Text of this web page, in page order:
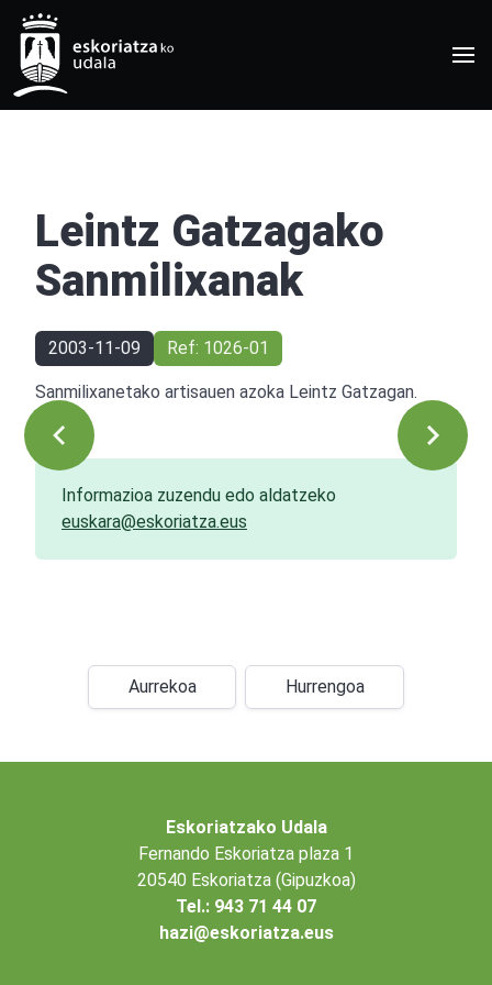
Leintz Gatzagako
Sanmilixanak
2003-11-09 Ref: 1026-01
Sanmilixanetako artisauen azoka Leintz Gatzagan.
Informazioa zuzendu edo aldatzeko
euskara@eskoriatza.eus
Aurrekoa Hurrengoa
Eskoriatzako Udala
Fernando Eskoriatza plaza 1
20540 Eskoriatza (Gipuzkoa)
Tel.: 943 71 44 07
hazi@eskoriatza.eus